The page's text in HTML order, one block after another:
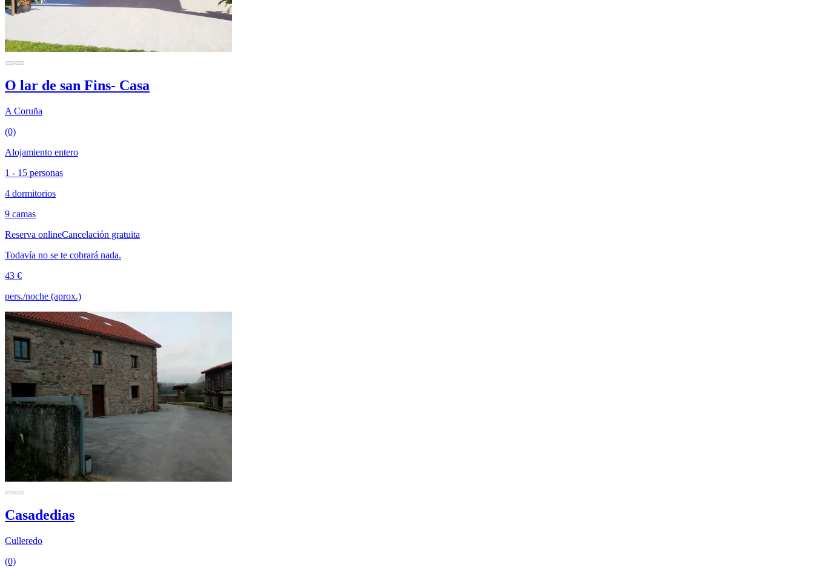
O lar de san Fins- Casa
A Coruña
(0)
Alojamiento entero
1 - 15 personas
4 dormitorios
9 camas
Reserva onlineCancelación gratuita
Todavía no se te cobrará nada.
43 €
pers./noche (aprox.)
Casadedias
Culleredo
(0)